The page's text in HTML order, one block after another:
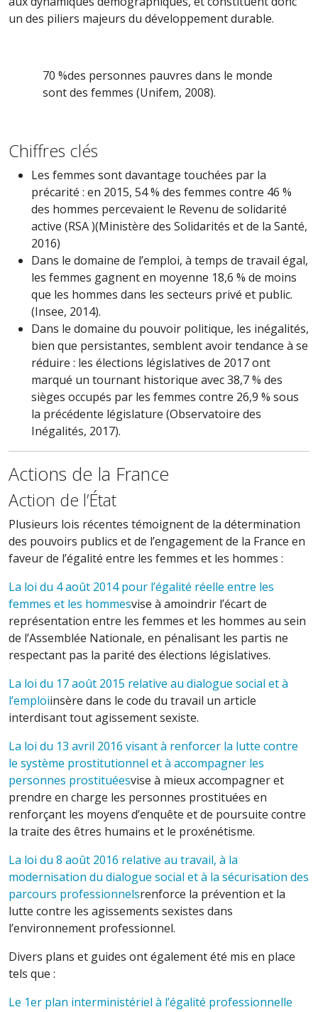
un des piliers majeurs du développement durable.
70 %des personnes pauvres dans le monde
sont des femmes (Unifem, 2008).
Chiffres clés
Les femmes sont davantage touchées par la
précarité : en 2015, 54 % des femmes contre 46 %
des hommes percevaient le Revenu de solidarité
active (RSA )(Ministère des Solidarités et de la Santé,
2016)
Dans le domaine de l’emploi, à temps de travail égal,
les femmes gagnent en moyenne 18,6 % de moins
que les hommes dans les secteurs privé et public.
(Insee, 2014).
Dans le domaine du pouvoir politique, les inégalités,
bien que persistantes, semblent avoir tendance à se
réduire : les élections législatives de 2017 ont
marqué un tournant historique avec 38,7 % des
sièges occupés par les femmes contre 26,9 % sous
la précédente législature (Observatoire des
Inégalités, 2017).
Actions de la France
Action de l’État
Plusieurs lois récentes témoignent de la détermination
des pouvoirs publics et de l’engagement de la France en
faveur de l’égalité entre les femmes et les hommes :
La loi du 4 août 2014 pour l’égalité réelle entre les
femmes et les hommesvise à amoindrir l’écart de
représentation entre les femmes et les hommes au sein
de l’Assemblée Nationale, en pénalisant les partis ne
respectant pas la parité des élections législatives.
La loi du 17 août 2015 relative au dialogue social et à
l’emploiinsère dans le code du travail un article
interdisant tout agissement sexiste.
La loi du 13 avril 2016 visant à renforcer la lutte contre
le système prostitutionnel et à accompagner les
personnes prostituéesvise à mieux accompagner et
prendre en charge les personnes prostituées en
renforçant les moyens d’enquête et de poursuite contre
la traite des êtres humains et le proxénétisme.
La loi du 8 août 2016 relative au travail, à la
modernisation du dialogue social et à la sécurisation des
parcours professionnelsrenforce la prévention et la
lutte contre les agissements sexistes dans
l’environnement professionnel.
Divers plans et guides ont également été mis en place
tels que :
Le 1er plan interministériel à l’égalité professionnelle